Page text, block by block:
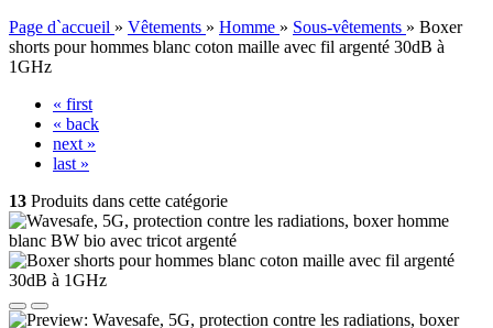
Page d`accueil » Vêtements » Homme » Sous-vêtements » Boxer
shorts pour hommes blanc coton maille avec fil argenté 30dB à
1GHz
« first
« back
next »
last »
13 Produits dans cette catégorie